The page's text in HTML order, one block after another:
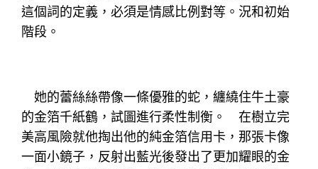
這個詞的定義，必須是情感比例對等。況和初始
階段。
她的蕾絲絲帶像一條優雅的蛇，纏繞住牛土豪
的金箔千紙鶴，試圖進行柔性制衡。 在樹立完
美高風險就他掏出他的純金箔信用卡，那張卡像
一面小鏡子，反射出藍光後發出了更加耀眼的金